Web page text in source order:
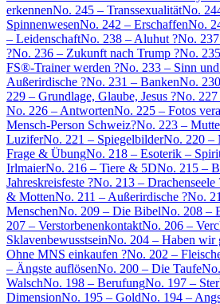
erkennenNo. 245 – TranssexualitätNo.
SpinnenwesenNo. 242 – ErschaffenNo.
– LeidenschaftNo. 238 – Aluhut ?No.
?No. 236 – Zukunft nach Trump ?No.
FS®-Trainer werden ?No. 233 – Sinn
Außerirdische ?No. 231 – BankenNo.
229 – Grundlage, Glaube, Jesus ?No. 227
No. 226 – AntwortenNo. 225 – Fotos
Mensch-Person Schweiz?No. 223 –
LuziferNo. 221 – SpiegelbilderNo. 220 –
Frage & ÜbungNo. 218 – Esoterik –
IrlmaierNo. 216 – Tiere & 5DNo. 215 –
Jahreskreisfeste ?No. 213 – Drachenseele
& MottenNo. 211 – Außerirdische ?No.
MenschenNo. 209 – Die BibelNo. 208 –
207 – VerstorbenenkontaktNo. 206 –
SklavenbewusstseinNo. 204 – Haben wir
Ohne MNS einkaufen ?No. 202 –
– Ängste auflösenNo. 200 – Die Taufe
WalschNo. 198 – BerufungNo. 197 –
DimensionNo. 195 – GoldNo. 194 –